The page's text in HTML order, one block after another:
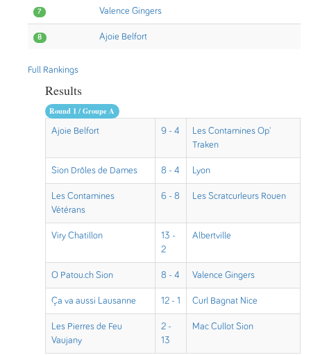
7 Valence Gingers
8 Ajoie Belfort
Full Rankings
Results
Round 1 / Groupe A
Ajoie Belfort 9 - 4
Les Contamines Op'
Traken
Sion Drôles de Dames 8 - 4 Lyon
Les Contamines
Vétérans
6 - 8 Les Scratcurleurs Rouen
Viry Chatillon
13 -
2
Albertville
O Patou.ch Sion 8 - 4 Valence Gingers
Ça va aussi Lausanne 12 - 1 Curl Bagnat Nice
Les Pierres de Feu
Vaujany
2 -
13
Mac Cullot Sion